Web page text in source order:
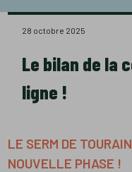
28 octobre 2025
Le bilan de la
ligne !
LE SERM DE
NOUVELLE PHASE !